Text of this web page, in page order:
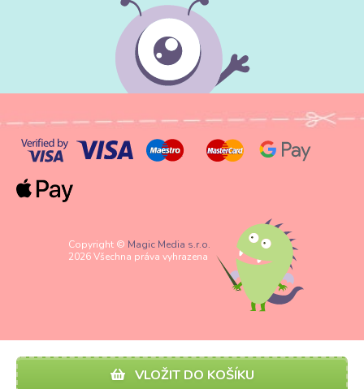
VLOŽIT DO KOŠÍKU
Copyright © Magic Media s.r.o.
2026 Všechna práva vyhrazena